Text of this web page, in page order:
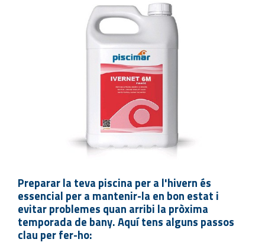
Preparar la teva piscina per a l'hivern és
essencial per a mantenir-la en bon estat i
evitar problemes quan arribi la pròxima
temporada de bany. Aquí tens alguns passos
clau per fer-ho: